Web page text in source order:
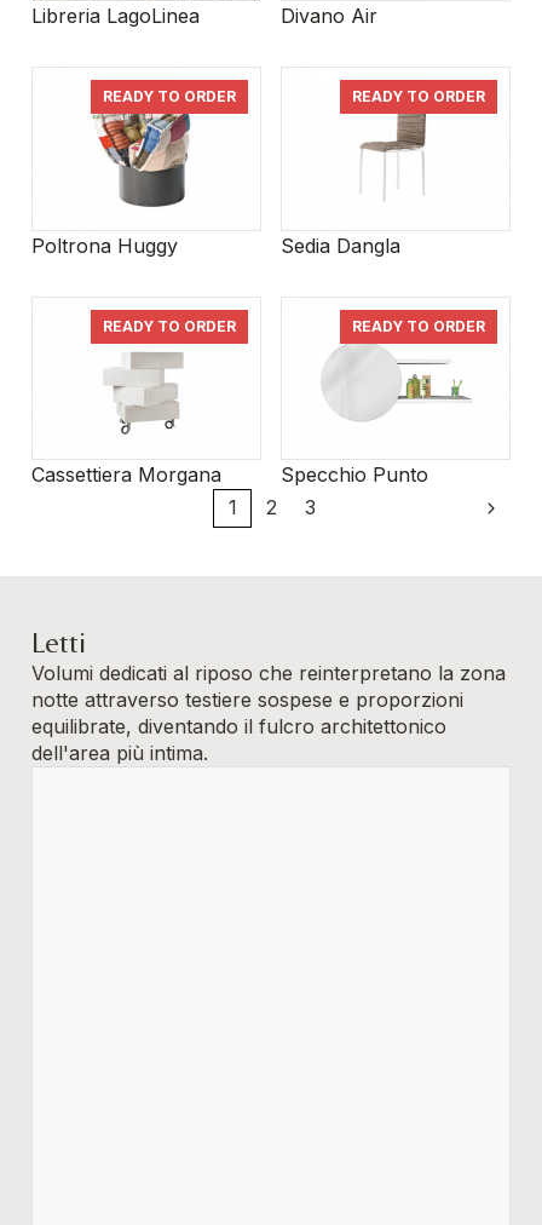
Libreria LagoLinea Divano Air
READY TO ORDER
Poltrona Huggy
READY TO ORDER
Sedia Dangla
READY TO ORDER
Cassettiera Morgana
READY TO ORDER
Specchio Punto
1
2 3
Letti
Volumi dedicati al riposo che reinterpretano la zona
notte attraverso testiere sospese e proporzioni
equilibrate, diventando il fulcro architettonico
dell'area più intima.